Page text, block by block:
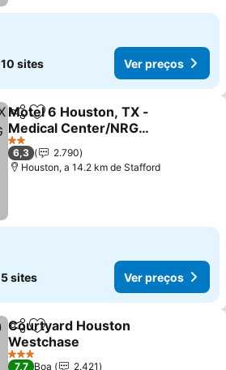
10 sites Ver preços
PartilharAdicionar aos favoritos
Motel 6 Houston, TX -
Medical Center/NRG
Stadium
Ver preços
2 Estrelas
6,3
2.790
Houston, a 14.2 km de Stafford
5 sites Ver preços
PartilharAdicionar aos favoritos
Courtyard Houston
Westchase
Ver preços
3 Estrelas
7,7 Boa 2.421